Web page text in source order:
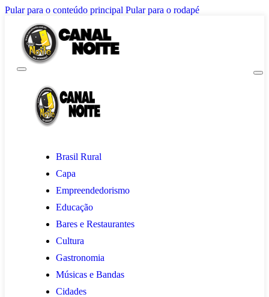
Pular para o conteúdo principal Pular para o rodapé
Brasil Rural
Capa
Empreendedorismo
Educação
Bares e Restaurantes
Cultura
Gastronomia
Músicas e Bandas
Cidades